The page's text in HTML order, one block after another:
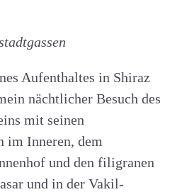
Aufenthaltes in Shiraz
nächtlicher Besuch des
mit seinen
im Inneren, dem
und den filigranen
und in der Vakil-